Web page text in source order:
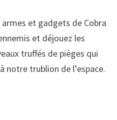
et gadgets de Cobra
et déjouez les
truffés de pièges qui
trublion de l’espace.